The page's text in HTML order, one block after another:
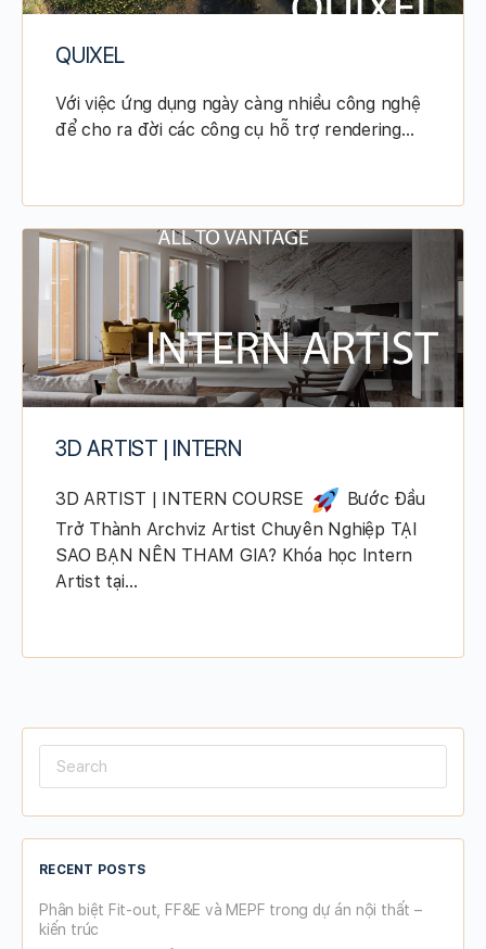
QUIXEL
Với việc ứng dụng ngày càng nhiều công nghệ
để cho ra đời các công cụ hỗ trợ rendering…
3D ARTIST | INTERN
3D ARTIST | INTERN COURSE
Bước Đầu
Trở Thành Archviz Artist Chuyên Nghiệp TẠI
SAO BẠN NÊN THAM GIA? Khóa học Intern
Artist tại…
Search
for:
RECENT POSTS
Phân biệt Fit-out, FF&E và MEPF trong dự án nội thất –
kiến trúc